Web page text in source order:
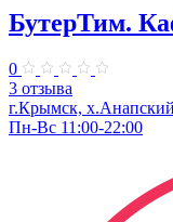
БутерТим.
0
3 отзыва
г.Крымск,
Пн-Вс 11:00-22:00